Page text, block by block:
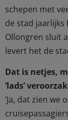
schepen met
de stad jaarlijks
Ollongren sluit
levert het de
Dat is netjes,
‘lads’
‘Ja, dat zien